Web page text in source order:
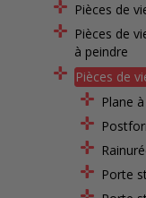
Pièces de
Pièces de
à peindre
Pièces de
Plane
Porte